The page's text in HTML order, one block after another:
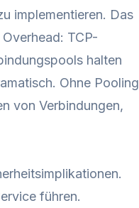
implementieren. Das
TCP-
halten
Ohne Pooling
von Verbindungen,
führen.